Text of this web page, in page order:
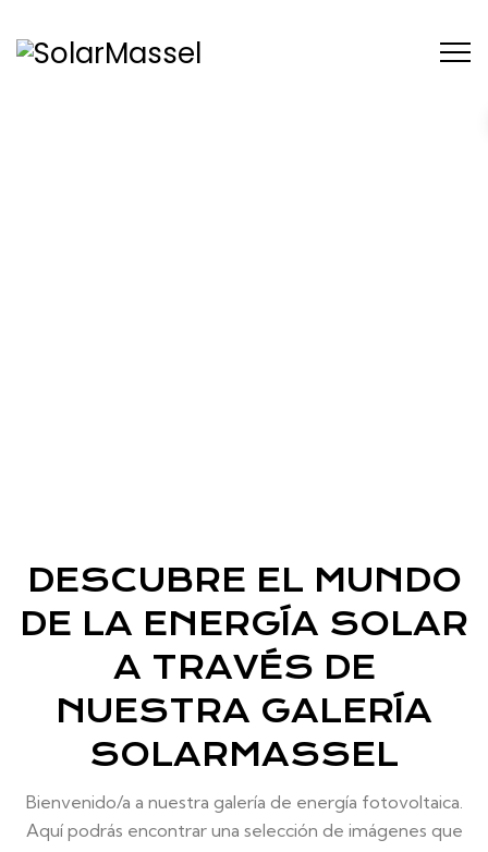
DESCUBRE EL MUNDO
DE LA ENERGÍA SOLAR
A TRAVÉS DE
NUESTRA GALERÍA
SOLARMASSEL
Bienvenido/a a nuestra galería de energía fotovoltaica.
Aquí podrás encontrar una selección de imágenes que